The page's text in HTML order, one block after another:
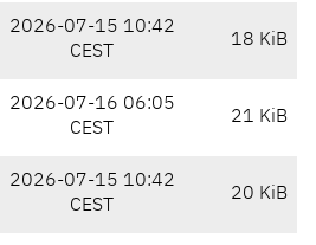
2026-07-15 10:42
CEST
18 KiB
2026-07-16 06:05
CEST
21 KiB
2026-07-15 10:42
CEST
20 KiB